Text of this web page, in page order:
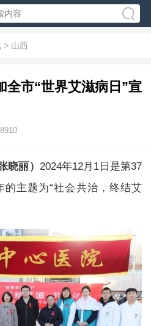
> 山西
全市“世界艾滋病日”宣
8910
晓丽） 2024年12月1日是第37
的主题为“社会共治，终结艾